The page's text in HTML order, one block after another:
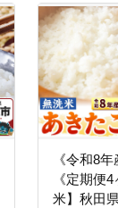
《令和8
《定期便
米】秋田